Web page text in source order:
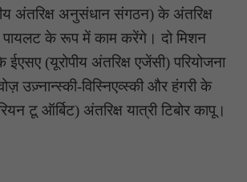
अंतरिक्ष अनुसंधान संगठन) के अंतरिक्ष
पायलट के रूप में काम करेंगे। दो मिशन
ईएसए (यूरोपीय अंतरिक्ष एजेंसी) परियोजना
उज़्नान्स्की-विस्निएव्स्की और हंगरी के
टू ऑर्बिट) अंतरिक्ष यात्री टिबोर कापू।